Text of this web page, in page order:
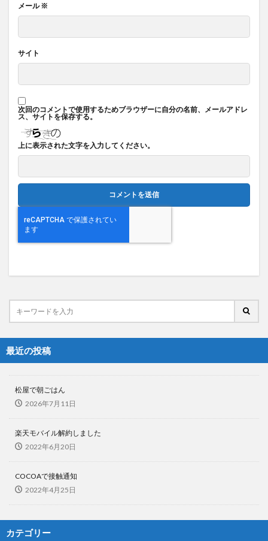
メール※
サイト
次回のコメントで使用するためブラウザーに自分の名前、メールアドレ
ス、サイトを保存する。
上に表示された文字を入力してください。
最近の投稿
松屋で朝ごはん
2026年7月11日
楽天モバイル解約しました
2022年6月20日
COCOAで接触通知
2022年4月25日
カテゴリー